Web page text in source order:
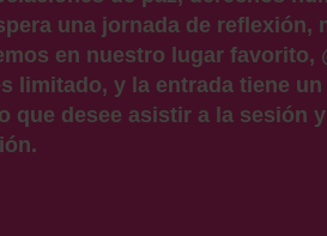
una jornada de
en nuestro lugar favorito,
limitado, y la entrada tiene
que desee asistir a la sesión